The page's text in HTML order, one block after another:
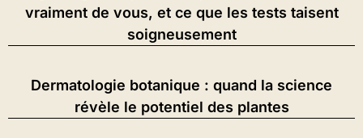
vraiment de vous, et ce que les tests taisent
soigneusement
Dermatologie botanique : quand la science
révèle le potentiel des plantes